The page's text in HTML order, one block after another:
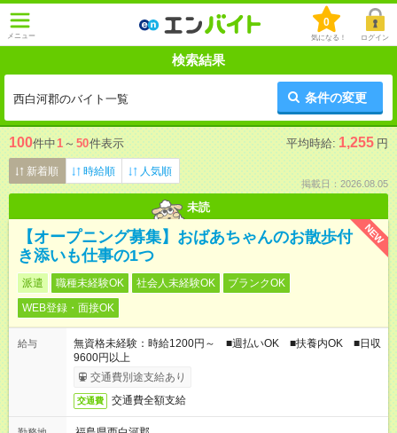
メニュー
0
気になる！ ログイン
検索結果
西白河郡のバイト一覧 条件の変更
100件中1 ～ 50件表示 平均時給: 1,255 円
新着順 時給順 人気順
掲載日：2026.08.05
未読
NEW
【オープニング募集】おばあちゃんのお散歩付
き添いも仕事の1つ
派遣 職種未経験OK 社会人未経験OK
ブランクOK
WEB登録・面接OK
給与
無資格未経験：時給1200円～ ■週払いOK ■扶養内OK ■日収
9600円以上
交通費別途支給あり
交通費 交通費全額支給